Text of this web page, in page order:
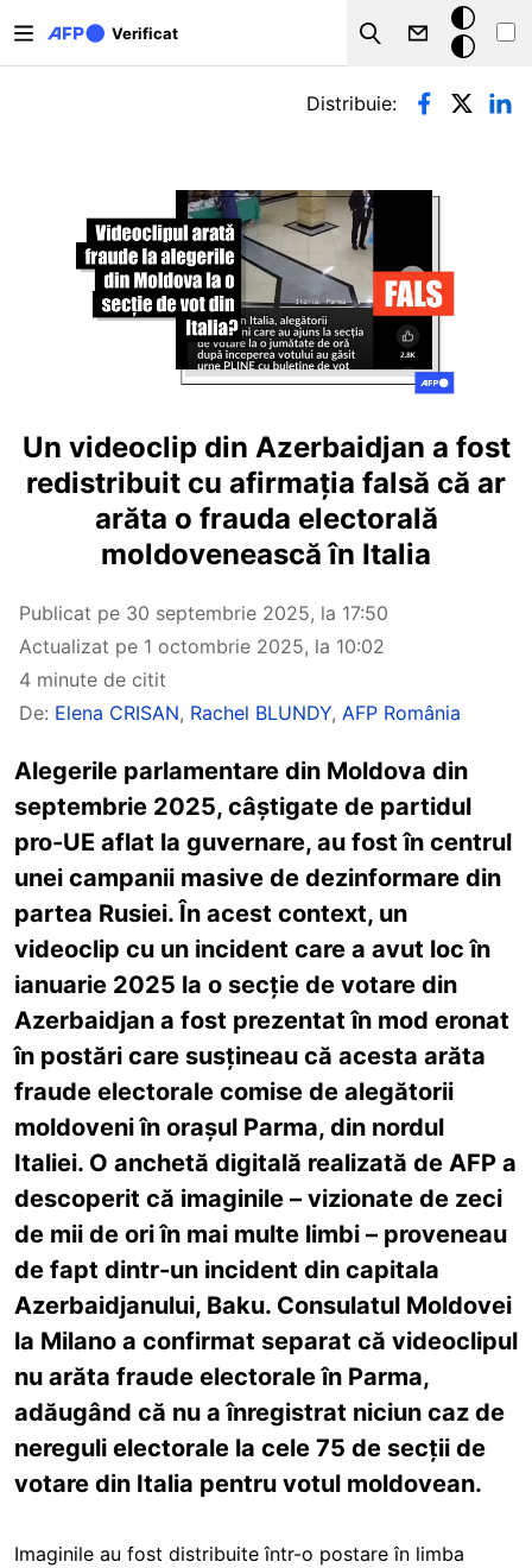
Verificat
Search
Modul
întunecat
Filele principale
Distribuie:
Un videoclip din Azerbaidjan a fost
redistribuit cu afirmația falsă că ar
arăta o frauda electorală
moldovenească în Italia
Publicat pe 30 septembrie 2025, la 17:50
Actualizat pe 1 octombrie 2025, la 10:02
4 minute de citit
De: Elena CRISAN, Rachel BLUNDY, AFP România
Alegerile parlamentare din Moldova din
septembrie 2025, câștigate de partidul
pro-UE aflat la guvernare, au fost în centrul
unei campanii masive de dezinformare din
partea Rusiei. În acest context, un
videoclip cu un incident care a avut loc în
ianuarie 2025 la o secție de votare din
Azerbaidjan a fost prezentat în mod eronat
în postări care susțineau că acesta arăta
fraude electorale comise de alegătorii
moldoveni în orașul Parma, din nordul
Italiei. O anchetă digitală realizată de AFP a
descoperit că imaginile – vizionate de zeci
de mii de ori în mai multe limbi – proveneau
de fapt dintr-un incident din capitala
Azerbaidjanului, Baku. Consulatul Moldovei
la Milano a confirmat separat că videoclipul
nu arăta fraude electorale în Parma,
adăugând că nu a înregistrat niciun caz de
nereguli electorale la cele 75 de secții de
votare din Italia pentru votul moldovean.
Imaginile au fost distribuite într-o postare în limba